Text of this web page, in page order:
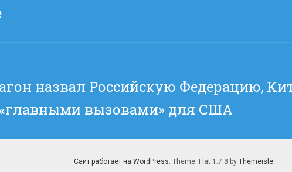
назвал Российскую Федерацию,
вызовами» для США
Сайт работает на WordPress . Theme: Flat 1.7.8 by Themeisle.